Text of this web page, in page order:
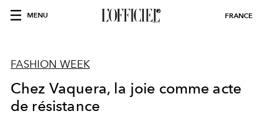
MENU FRANCE
FASHION WEEK
Chez Vaquera, la joie comme acte
de résistance